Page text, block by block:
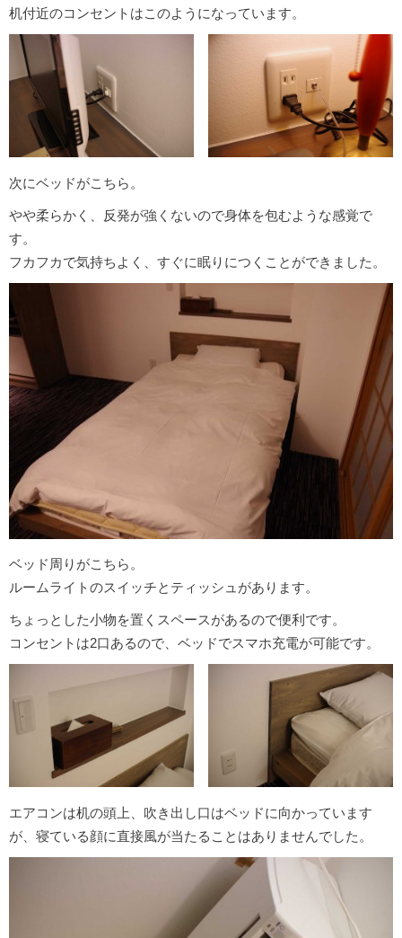
机付近のコンセントはこのようになっています。
次にベッドがこちら。
やや柔らかく、反発が強くないので身体を包むような感覚で
す。
フカフカで気持ちよく、すぐに眠りにつくことができました。
ベッド周りがこちら。
ルームライトのスイッチとティッシュがあります。
ちょっとした小物を置くスペースがあるので便利です。
コンセントは2口あるので、ベッドでスマホ充電が可能です。
エアコンは机の頭上、吹き出し口はベッドに向かっています
が、寝ている顔に直接風が当たることはありませんでした。